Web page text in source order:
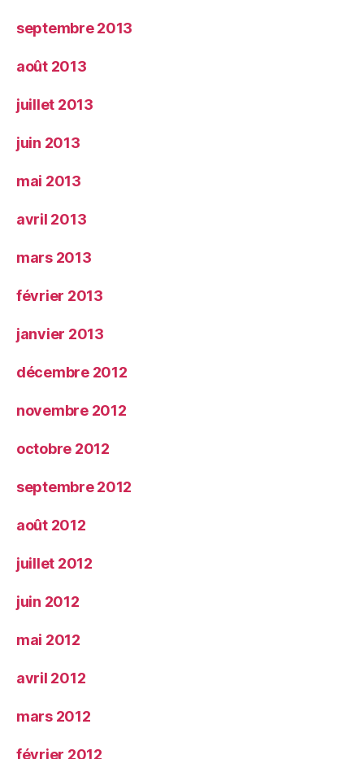
septembre 2013
août 2013
juillet 2013
juin 2013
mai 2013
avril 2013
mars 2013
février 2013
janvier 2013
décembre 2012
novembre 2012
octobre 2012
septembre 2012
août 2012
juillet 2012
juin 2012
mai 2012
avril 2012
mars 2012
février 2012